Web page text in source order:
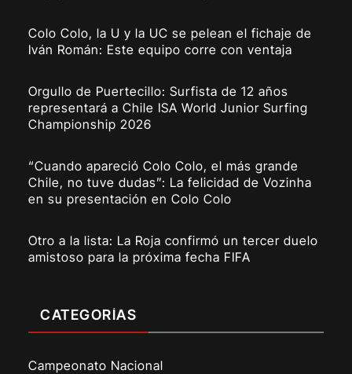
Colo Colo, la U y la UC se pelean el fichaje de
Iván Román: Este equipo corre con ventaja
Orgullo de Puertecillo: Surfista de 12 años
representará a Chile ISA World Junior Surfing
Championship 2026
“Cuando apareció Colo Colo, el más grande
Chile, no tuve dudas”: La felicidad de Vozinha
en su presentación en Colo Colo
Otro a la lista: La Roja confirmó un tercer duelo
amistoso para la próxima fecha FIFA
CATEGORÍAS
Campeonato Nacional